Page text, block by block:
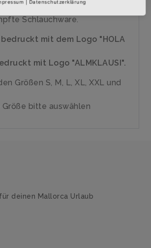
Schlauchware.
mit dem Logo "HOLA
mit Logo "ALMKLAUSI".
Größen S, M, L, XL, XXL und
bitte auswählen
deinen Mallorca Urlaub
Datenschutzerklärung